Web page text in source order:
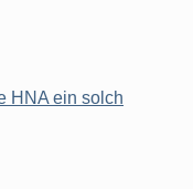
HNA ein solch